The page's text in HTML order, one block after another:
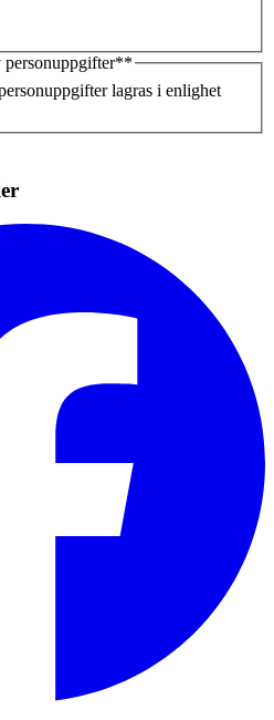
personuppgifter**
lagras i enlighet